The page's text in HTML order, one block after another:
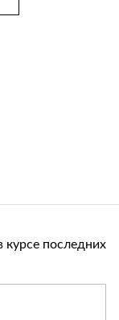
последних